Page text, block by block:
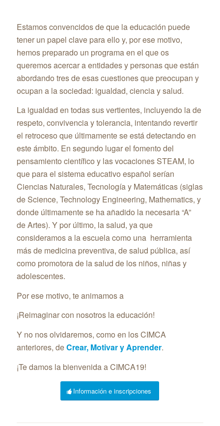
Estamos convencidos de que la educación puede
tener un papel clave para ello y, por ese motivo,
hemos preparado un programa en el que os
queremos acercar a entidades y personas que están
abordando tres de esas cuestiones que preocupan y
ocupan a la sociedad: igualdad, ciencia y salud.
La igualdad en todas sus vertientes, incluyendo la de
respeto, convivencia y tolerancia, intentando revertir
el retroceso que últimamente se está detectando en
este ámbito. En segundo lugar el fomento del
pensamiento científico y las vocaciones STEAM, lo
que para el sistema educativo español serían
Ciencias Naturales, Tecnología y Matemáticas (siglas
de Science, Technology Engineering, Mathematics, y
donde últimamente se ha añadido la necesaria “A”
de Artes). Y por último, la salud, ya que
consideramos a la escuela como una herramienta
más de medicina preventiva, de salud pública, así
como promotora de la salud de los niños, niñas y
adolescentes.
Por ese motivo, te animamos a
¡Reimaginar con nosotros la educación!
Y no nos olvidaremos, como en los CIMCA
anteriores, deCrear, Motivar y Aprender.
¡Te damos la bienvenida a CIMCA19!
Información e inscripciones